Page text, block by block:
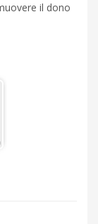
il dono